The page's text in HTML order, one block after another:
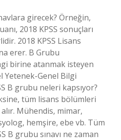
girecek? Örneğin,
2018 KPSS sonuçları
2018 KPSS Lisans
erer. B Grubu
birine atanmak isteyen
Yetenek-Genel Bilgi
B grubu neleri kapsıyor?
tüm lisans bölümleri
alır. Mühendis, mimar,
hemşire, ebe vb. Tüm
B grubu sınavı ne zaman